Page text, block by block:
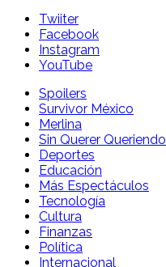
Twiiter
Facebook
Instagram
YouTube
Spoilers
Survivor México
Merlina
Sin Querer Queriendo
Deportes
Educación
Más Espectáculos
Tecnología
Cultura
Finanzas
Política
Internacional